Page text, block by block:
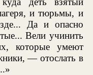
и тюрьмы, и
Да и опасно
Вели учинить
которые умеют
— отослать в